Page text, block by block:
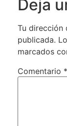
Deja
Tu dirección
publicada.
marcados
Comentario *